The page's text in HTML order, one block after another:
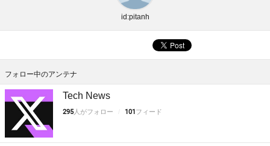
id:pitanh
フォロー中のアンテナ
Tech News
295人がフォロー 101フィード